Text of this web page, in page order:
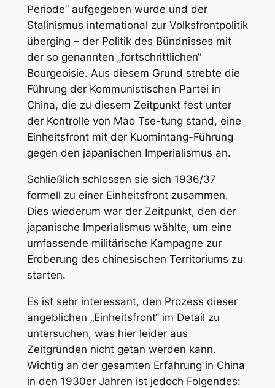
Periode“ aufgegeben wurde und der
Stalinismus international zur Volksfrontpolitik
überging – der Politik des Bündnisses mit
der so genannten „fortschrittlichen“
Bourgeoisie. Aus diesem Grund strebte die
Führung der Kommunistischen Partei in
China, die zu diesem Zeitpunkt fest unter
der Kontrolle von Mao Tse-tung stand, eine
Einheitsfront mit der Kuomintang-Führung
gegen den japanischen Imperialismus an.
Schließlich schlossen sie sich 1936/37
formell zu einer Einheitsfront zusammen.
Dies wiederum war der Zeitpunkt, den der
japanische Imperialismus wählte, um eine
umfassende militärische Kampagne zur
Eroberung des chinesischen Territoriums zu
starten.
Es ist sehr interessant, den Prozess dieser
angeblichen „Einheitsfront“ im Detail zu
untersuchen, was hier leider aus
Zeitgründen nicht getan werden kann.
Wichtig an der gesamten Erfahrung in China
in den 1930er Jahren ist jedoch Folgendes: